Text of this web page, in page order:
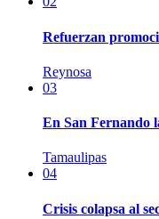
Refuerzan
Reynosa
03
En San Fernando
Tamaulipas
04
Crisis colapsa al